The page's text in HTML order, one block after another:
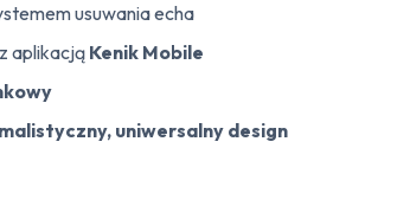
usuwania echa
aplikacjąKenik Mobile
uniwersalny design